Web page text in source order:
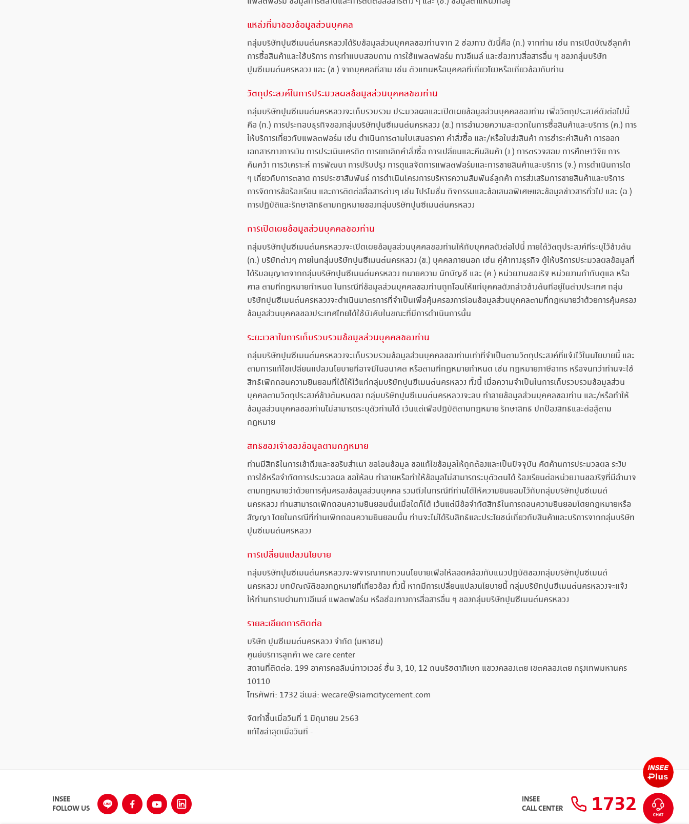
แหล่งที่มาของข้อมูลส่วนบุคคล
กลุ่มบริษัทปูนซีเมนต์นครหลวงได้รับข้อมูลส่วนบุคคลของท่านจาก 2 ช่องทาง ดังนี้คือ (ก.) จากท่าน เช่น การเปิดบัญชีลูกค้า
การซื้อสินค้าและใช้บริการ การทำแบบสอบถาม การใช้แพลตฟอร์ม ทางอีเมล์ และช่องทางสื่อสารอื่น ๆ ของกลุ่มบริษัท
ปูนซีเมนต์นครหลวง และ (ข.) จากบุคคลที่สาม เช่น ตัวแทนหรือบุคคลที่เกี่ยวโยงหรือเกี่ยวข้องกับท่าน
วัตถุประสงค์ในการประมวลผลข้อมูลส่วนบุคคลของท่าน
กลุ่มบริษัทปูนซีเมนต์นครหลวงจะเก็บรวบรวม ประมวลผลและเปิดเผยข้อมูลส่วนบุคคลของท่าน เพื่อวัตถุประสงค์ดังต่อไปนี้
คือ (ก.) การประกอบธุรกิจของกลุ่มบริษัทปูนซีเมนต์นครหลวง (ข.) การอำนวยความสะดวกในการซื้อสินค้าและบริการ (ค.) การ
ให้บริการเกี่ยวกับแพลตฟอร์ม เช่น ดำเนินการตามใบเสนอราคา คำสั่งซื้อ และ/หรือใบส่งสินค้า การชำระค่าสินค้า การออก
เอกสารทางการเงิน การประเมินเครดิต การยกเลิกคำสั่งซื้อ การเปลี่ยนและคืนสินค้า (ง.) การตรวจสอบ การศึกษาวิจัย การ
ค้นคว้า การวิเคราะห์ การพัฒนา การปรับปรุง การดูแลจัดการแพลตฟอร์มและการขายสินค้าและบริการ (จ.) การดำเนินการใด
ๆ เกี่ยวกับการตลาด การประชาสัมพันธ์ การดำเนินโครงการบริหารความสัมพันธ์ลูกค้า การส่งเสริมการขายสินค้าและบริการ
การจัดการข้อร้องเรียน และการติดต่อสื่อสารต่างๆ เช่น โปรโมชั่น กิจกรรมและข้อเสนอพิเศษและข้อมูลข่าวสารทั่วไป และ (ฉ.)
การปฏิบัติและรักษาสิทธิตามกฎหมายของกลุ่มบริษัทปูนซีเมนต์นครหลวง
การเปิดเผยข้อมูลส่วนบุคคลของท่าน
กลุ่มบริษัทปูนซีเมนต์นครหลวงจะเปิดเผยข้อมูลส่วนบุคคลของท่านให้กับบุคคลดังต่อไปนี้ ภายใต้วัตถุประสงค์ที่ระบุไว้ข้างต้น
(ก.) บริษัทต่างๆ ภายในกลุ่มบริษัทปูนซีเมนต์นครหลวง (ข.) บุคคลภายนอก เช่น คู่ค้าทางธุรกิจ ผู้ให้บริการประมวลผลข้อมูลที่
ได้รับอนุญาตจากกลุ่มบริษัทปูนซีเมนต์นครหลวง ทนายความ นักบัญชี และ (ค.) หน่วยงานของรัฐ หน่วยงานกำกับดูแล หรือ
ศาล ตามที่กฎหมายกำหนด ในกรณีที่ข้อมูลส่วนบุคคลของท่านถูกโอนให้แก่บุคคลดังกล่าวข้างต้นที่อยู่ในต่างประเทศ กลุ่ม
บริษัทปูนซีเมนต์นครหลวงจะดำเนินมาตรการที่จำเป็นเพื่อคุ้มครองการโอนข้อมูลส่วนบุคคลตามที่กฎหมายว่าด้วยการคุ้มครอง
ข้อมูลส่วนบุคคลของประเทศไทยได้ใช้บังคับในขณะที่มีการดำเนินการนั้น
ระยะเวลาในการเก็บรวบรวมข้อมูลส่วนบุคคลของท่าน
กลุ่มบริษัทปูนซีเมนต์นครหลวงจะเก็บรวบรวมข้อมูลส่วนบุคคลของท่านเท่าที่จำเป็นตามวัตถุประสงค์ที่แจ้งไว้ในนโยบายนี้ และ
ตามการแก้ไขเปลี่ยนแปลงนโยบายที่อาจมีในอนาคต หรือตามที่กฎหมายกำหนด เช่น กฎหมายภาษีอากร หรือจนกว่าท่านจะใช้
สิทธิเพิกถอนความยินยอมที่ได้ให้ไว้แก่กลุ่มบริษัทปูนซีเมนต์นครหลวง ทั้งนี้ เมื่อความจำเป็นในการเก็บรวบรวมข้อมูลส่วน
บุคคลตามวัตถุประสงค์ข้างต้นหมดลง กลุ่มบริษัทปูนซีเมนต์นครหลวงจะลบ ทำลายข้อมูลส่วนบุคคลของท่าน และ/หรือทำให้
ข้อมูลส่วนบุคคลของท่านไม่สามารถระบุตัวท่านได้ เว้นแต่เพื่อปฏิบัติตามกฎหมาย รักษาสิทธิ ปกป้องสิทธิและต่อสู้ตาม
กฎหมาย
สิทธิของเจ้าของข้อมูลตามกฎหมาย
ท่านมีสิทธิในการเข้าถึงและขอรับสำเนา ขอโอนข้อมูล ขอแก้ไขข้อมูลให้ถูกต้องและเป็นปัจจุบัน คัดค้านการประมวลผล ระงับ
การใช้หรือจำกัดการประมวลผล ขอให้ลบ ทำลายหรือทำให้ข้อมูลไม่สามารถระบุตัวตนได้ ร้องเรียนต่อหน่วยงานของรัฐที่มีอำนาจ
ตามกฎหมายว่าด้วยการคุ้มครองข้อมูลส่วนบุคคล รวมถึงในกรณีที่ท่านได้ให้ความยินยอมไว้กับกลุ่มบริษัทปูนซีเมนต์
นครหลวง ท่านสามารถเพิกถอนความยินยอมนั้นเมื่อใดก็ได้ เว้นแต่มีข้อจำกัดสิทธิในการถอนความยินยอมโดยกฎหมายหรือ
สัญญา โดยในกรณีที่ท่านเพิกถอนความยินยอมนั้น ท่านจะไม่ได้รับสิทธิและประโยชน์เกี่ยวกับสินค้าและบริการจากกลุ่มบริษัท
ปูนซีเมนต์นครหลวง
การเปลี่ยนแปลงนโยบาย
กลุ่มบริษัทปูนซีเมนต์นครหลวงจะพิจารณาทบทวนนโยบายเพื่อให้สอดคล้องกับแนวปฏิบัติของกลุ่มบริษัทปูนซีเมนต์
นครหลวง บทบัญญัติของกฎหมายที่เกี่ยวข้อง ทั้งนี้ หากมีการเปลี่ยนแปลงนโยบายนี้ กลุ่มบริษัทปูนซีเมนต์นครหลวงจะแจ้ง
ให้ท่านทราบผ่านทางอีเมล์ แพลตฟอร์ม หรือช่องทางการสื่อสารอื่น ๆ ของกลุ่มบริษัทปูนซีเมนต์นครหลวง
รายละเอียดการติดต่อ
บริษัท ปูนซีเมนต์นครหลวง จำกัด (มหาชน)
ศูนย์บริการลูกค้า we care center
สถานที่ติดต่อ: 199 อาคารคอลัมน์ทาวเวอร์ ชั้น 3, 10, 12 ถนนรัชดาภิเษก แขวงคลองเตย เขตคลองเตย กรุงเทพมหานคร
10110
โทรศัพท์: 1732 อีเมล์: wecare@siamcitycement.com
จัดทำขึ้นเมื่อวันที่ 1 มิถุนายน 2563
แก้ไขล่าสุดเมื่อวันที่ -
INSEE
FOLLOW US
INSEE
CALL CENTER 1732